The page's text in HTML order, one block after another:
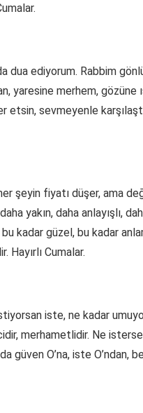
dua ediyorum. Rabbim
yaresine merhem, gözüne
etsin, sevmeyenle
şeyin fiyatı düşer, ama
yakın, daha anlayışlı,
kadar güzel, bu kadar
Hayırlı Cumalar.
iste, ne kadar
merhametlidir. Ne
O’na, iste O’ndan,